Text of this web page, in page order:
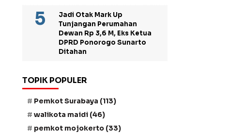
Jadi Otak Mark Up
Tunjangan Perumahan
Dewan Rp 3,6 M, Eks Ketua
DPRD Ponorogo Sunarto
Ditahan
TOPIK POPULER
Pemkot Surabaya (113)
walikota maidi (46)
pemkot mojokerto (33)